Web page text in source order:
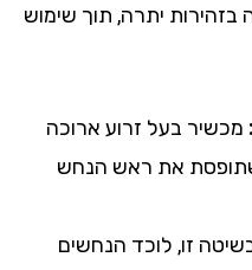
יתרה, תוך שימוש
מכשיר בעל זרוע ארוכה
את ראש הנחש
זו, לוכד הנחשים